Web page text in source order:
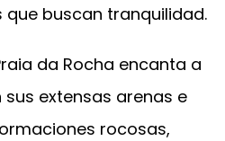
buscan tranquilidad.
da Rocha encanta a
extensas arenas e
rocosas,